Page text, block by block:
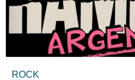
ROCK